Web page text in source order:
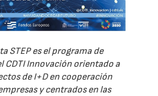
STEP es el programa de
CDTI Innovación orientado a
de I+D en cooperación
y centrados en las